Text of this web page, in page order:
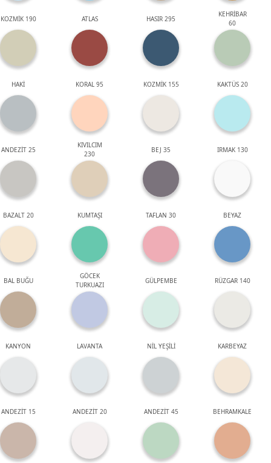
KOZMİK 190 ATLAS HASIR 295
KEHRİBAR
60
HAKİ KORAL 95 KOZMİK 155 KAKTÜS 20
ANDEZİT 25
KIVILCIM
230
BEJ 35 IRMAK 130
BAZALT 20 KUMTAŞI TAFLAN 30 BEYAZ
BAL BUĞU
GÖCEK
TURKUAZI
GÜLPEMBE RÜZGAR 140
KANYON LAVANTA NİL YEŞİLİ KARBEYAZ
ANDEZİT 15 ANDEZİT 20 ANDEZİT 45 BEHRAMKALE